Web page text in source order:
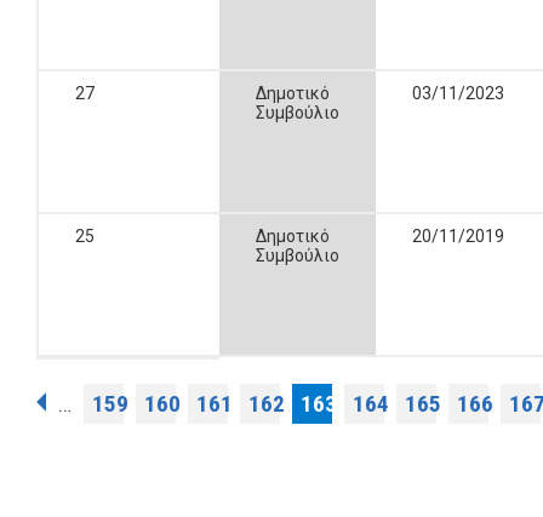
27
Δημοτικό
Συμβούλιο
03/11/2023
25
Δημοτικό
Συμβούλιο
20/11/2019
Σελίδες
… 159 160 161 162 163 164 165 166